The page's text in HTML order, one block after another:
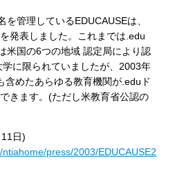
管理しているEDUCAUSEは、
発表しました。これまでは.edu
米国の6つの地域 認定局により認
に限られていましたが、2003年
含めたあらゆる教育機関が.eduド
きます。(ただし米教育省公認の
日)
press/2003/EDUCAUSE2